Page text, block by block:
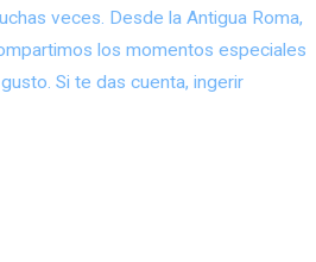
veces. Desde la Antigua Roma,
los momentos especiales
Si te das cuenta, ingerir